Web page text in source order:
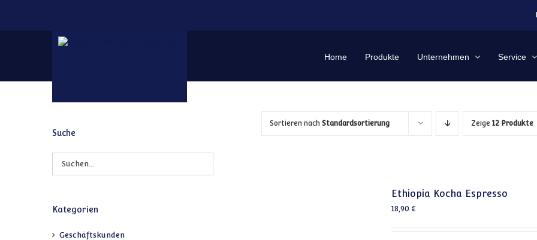
Home Produkte Unternehmen Service
Sortieren nachStandardsortierung Zeige12 Produkte
Ethiopia Kocha Espresso
18,90 €
Suche
Kategorien
Geschäftskunden